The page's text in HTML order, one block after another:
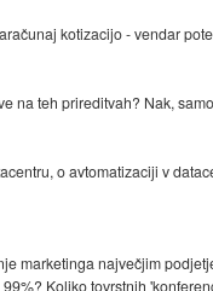
kotizacijo - vendar
na teh prireditvah? Nak,
o avtomatizaciji v
marketinga največjim
Koliko tovrstnih